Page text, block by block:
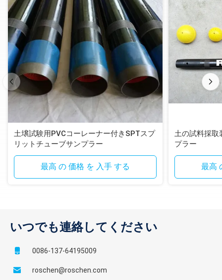
土壌試験用PVCコーレーナー付きSPTスプ
リットチューブサンプラー
最高 の 価格 を 入手 する
土の試料採取
プラー
最高
いつでも連絡してください
0086-137-64195009
roschen@roschen.com